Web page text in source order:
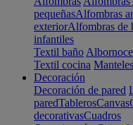
pequeñasAlfombras
exteriorAlfombras de
infantiles
Textil baño
Textil cocina Manteles
Decoración
Decoración de pared
paredTablerosCanvas
decorativasCuadros